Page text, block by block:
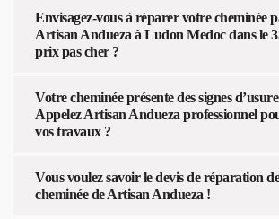
Envisagez-vous à réparer votre cheminée
Artisan Andueza à Ludon Medoc dans le
prix pas cher ?
Votre cheminée présente des signes
Appelez Artisan Andueza professionnel
vos travaux ?
Vous voulez savoir le devis de réparation de
cheminée de Artisan Andueza !